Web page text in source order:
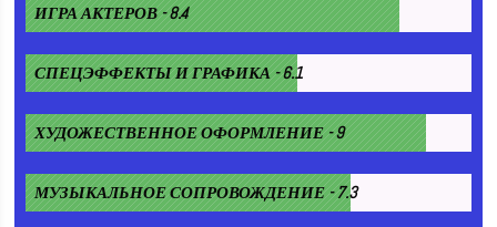
ИГРА АКТЕРОВ - 8.4
СПЕЦЭФФЕКТЫ И ГРАФИКА - 6.1
ХУДОЖЕСТВЕННОЕ ОФОРМЛЕНИЕ - 9
МУЗЫКАЛЬНОЕ СОПРОВОЖДЕНИЕ - 7.3